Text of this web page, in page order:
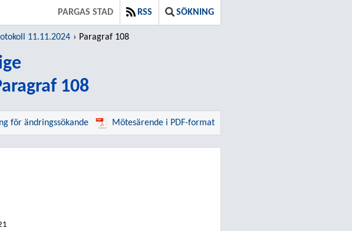
PARGAS STAD RSS SÖKNING
11.11.2024 Paragraf 108
108
för ändringssökande Mötesärende i PDF-format